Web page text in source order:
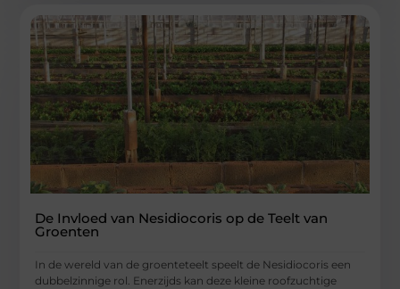
De Invloed van Nesidiocoris op de Teelt van
Groenten
In de wereld van de groenteteelt speelt de Nesidiocoris een
dubbelzinnige rol. Enerzijds kan deze kleine roofzuchtige